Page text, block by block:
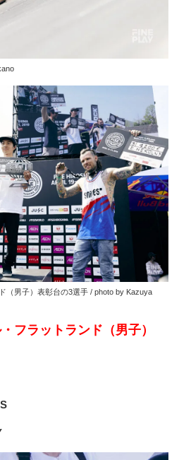
（男子）表彰台の3選手 / photo by Kazuya
フラットランド（男子）